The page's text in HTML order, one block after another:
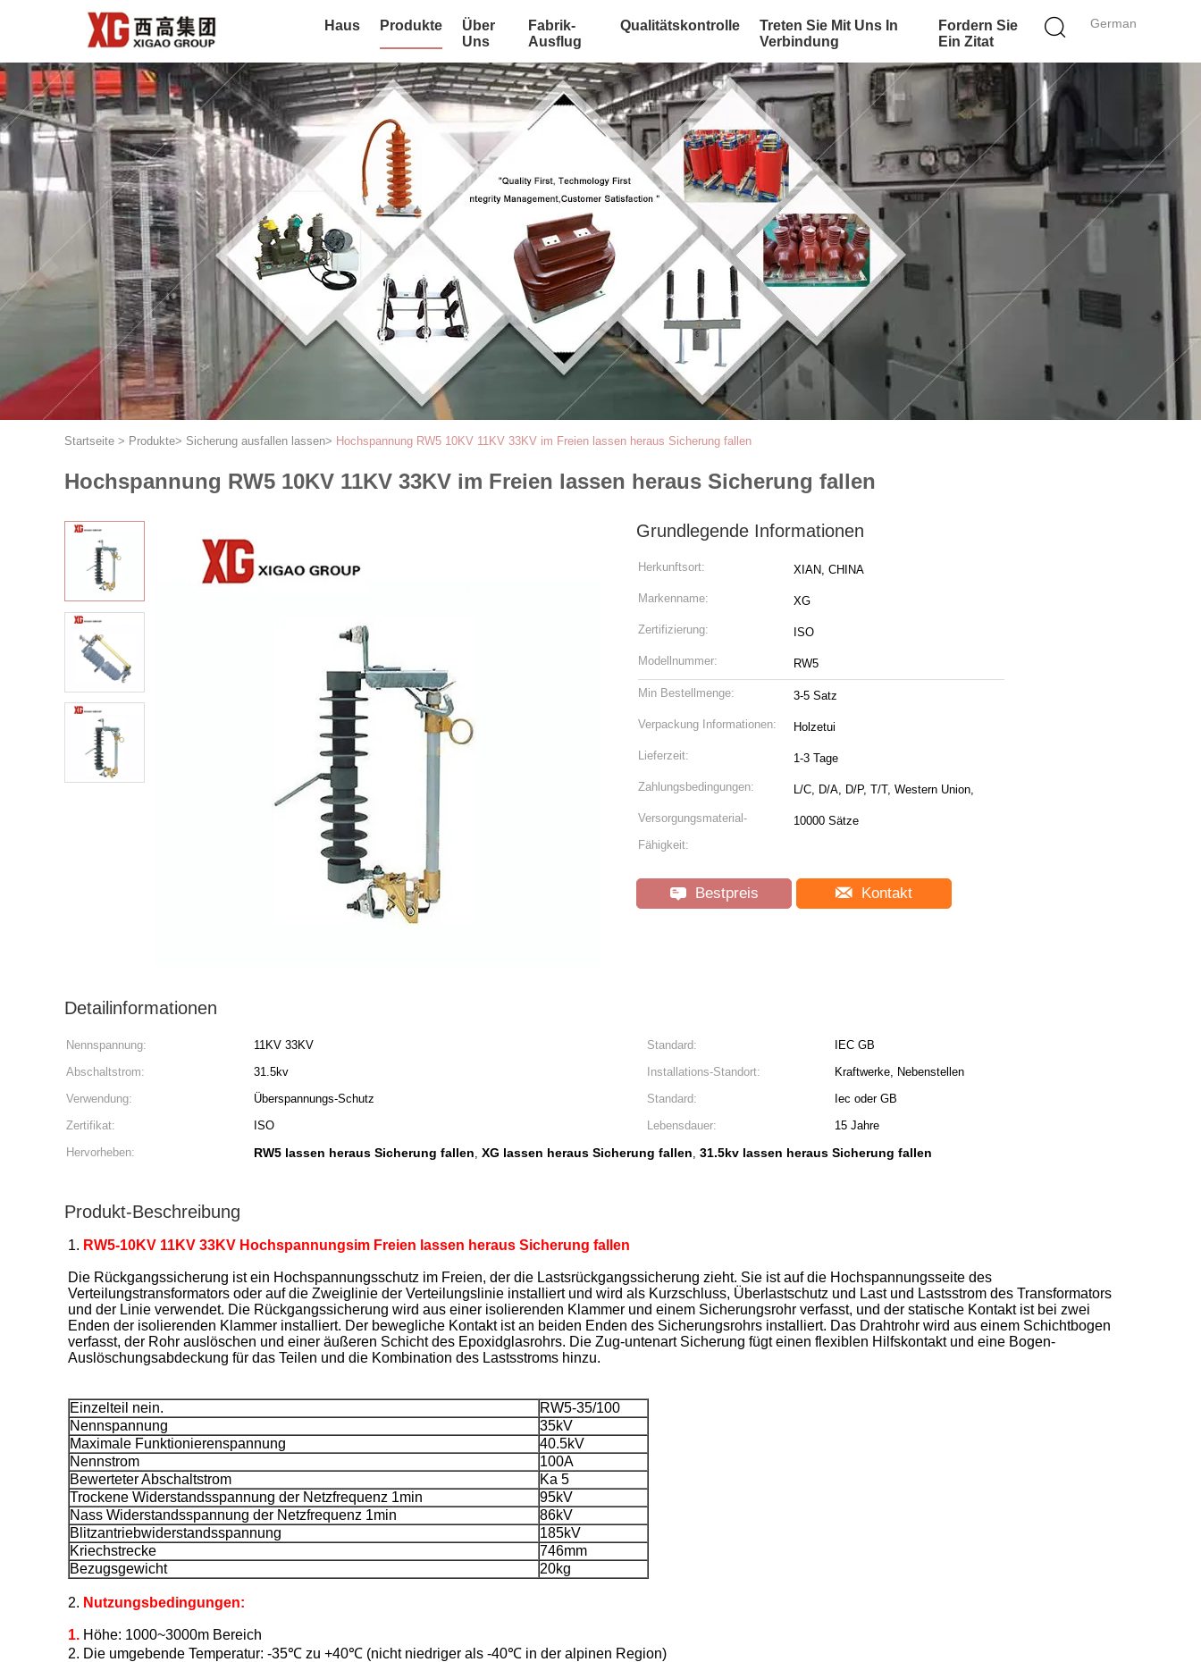
German
Haus Produkte
Über
Uns
Fabrik-
Ausflug
Qualitätskontrolle
Treten Sie Mit Uns In
Verbindung
Fordern Sie
Ein Zitat
Startseite > Produkte> Sicherung ausfallen lassen> Hochspannung RW5 10KV 11KV 33KV im Freien lassen heraus Sicherung fallen
Hochspannung RW5 10KV 11KV 33KV im Freien lassen heraus Sicherung fallen
Grundlegende Informationen
Herkunftsort: XIAN, CHINA
Markenname: XG
Zertifizierung: ISO
Modellnummer: RW5
Min Bestellmenge: 3-5 Satz
Verpackung Informationen: Holzetui
Lieferzeit: 1-3 Tage
Zahlungsbedingungen: L/C, D/A, D/P, T/T, Western Union,
Versorgungsmaterial-
Fähigkeit:
10000 Sätze
Bestpreis Kontakt
Detailinformationen
Nennspannung: 11KV 33KV Standard:
IEC GB
Abschaltstrom:
31.5kv Installations-Standort:
Kraftwerke, Nebenstellen
Verwendung:
Überspannungs-Schutz Standard:
Iec oder GB
Zertifikat:
ISO Lebensdauer:
15 Jahre
Hervorheben:
RW5 lassen heraus Sicherung fallen, XG lassen heraus Sicherung fallen, 31.5kv lassen heraus Sicherung fallen
Produkt-Beschreibung
1. RW5-10KV 11KV 33KV Hochspannungsim Freien lassen heraus Sicherung fallen
Die Rückgangssicherung ist ein Hochspannungsschutz im Freien, der die Lastsrückgangssicherung zieht. Sie ist auf die Hochspannungsseite des
Verteilungstransformators oder auf die Zweiglinie der Verteilungslinie installiert und wird als Kurzschluss, Überlastschutz und Last und Lastsstrom des Transformators
und der Linie verwendet. Die Rückgangssicherung wird aus einer isolierenden Klammer und einem Sicherungsrohr verfasst, und der statische Kontakt ist bei zwei
Enden der isolierenden Klammer installiert. Der bewegliche Kontakt ist an beiden Enden des Sicherungsrohrs installiert. Das Drahtrohr wird aus einem Schichtbogen
verfasst, der Rohr auslöschen und einer äußeren Schicht des Epoxidglasrohrs. Die Zug-untenart Sicherung fügt einen flexiblen Hilfskontakt und eine Bogen-
Auslöschungsabdeckung für das Teilen und die Kombination des Lastsstroms hinzu.
Einzelteil nein.
RW5-35/100
Nennspannung
35kV
Maximale Funktionierenspannung
40.5kV
Nennstrom
100A
Bewerteter Abschaltstrom
Ka 5
Trockene Widerstandsspannung der Netzfrequenz 1min
95kV
Nass Widerstandsspannung der Netzfrequenz 1min
86kV
Blitzantriebwiderstandsspannung
185kV
Kriechstrecke
746mm
Bezugsgewicht
20kg
2. Nutzungsbedingungen:
1. Höhe: 1000~3000m Bereich
2. Die umgebende Temperatur: -35℃ zu +40℃ (nicht niedriger als -40℃ in der alpinen Region)